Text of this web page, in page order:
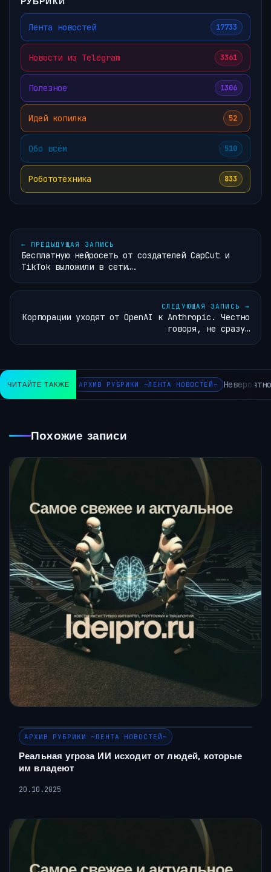
Лента новостей 17733
Новости из Telegram 3361
Полезное 1306
Идей копилка 52
Обо всём 510
Робототехника 833
← ПРЕДЫДУЩАЯ ЗАПИСЬ
Бесплатную нейросеть от создателей CapCut и
TikTok выложили в сети….
СЛЕДУЮЩАЯ ЗАПИСЬ →
Корпорации уходят от OpenAI к Anthropic. Честно
говоря, не сразу…
ЧИТАЙТЕ ТАКЖЕ АРХИВ РУБРИКИ ~ЛЕНТА НОВОСТЕЙ~
Похожие записи
АРХИВ РУБРИКИ ~ЛЕНТА НОВОСТЕЙ~
Реальная угроза ИИ исходит от людей, которые
им владеют
20.10.2025